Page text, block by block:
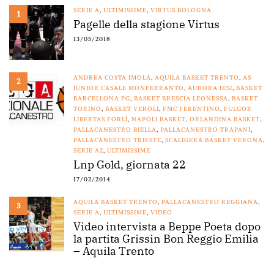
1 SERIE A, ULTIMISSIME, VIRTUS BOLOGNA
Pagelle della stagione Virtus
13/05/2018
2 ANDREA COSTA IMOLA, AQUILA BASKET TRENTO, AS
JUNIOR CASALE MONFERRANTO, AURORA JESI, BASKET
BARCELLONA PG, BASKET BRESCIA LEONESSA, BASKET
TORINO, BASKET VEROLI, FMC FERENTINO, FULGOR
LIBERTAS FORLÌ, NAPOLI BASKET, ORLANDINA BASKET,
PALLACANESTRO BIELLA, PALLACANESTRO TRAPANI,
PALLACANESTRO TRIESTE, SCALIGERA BASKET VERONA,
SERIE A2, ULTIMISSIME
Lnp Gold, giornata 22
17/02/2014
3 AQUILA BASKET TRENTO, PALLACANESTRO REGGIANA,
SERIE A, ULTIMISSIME, VIDEO
Video intervista a Beppe Poeta dopo
la partita Grissin Bon Reggio Emilia
– Aquila Trento